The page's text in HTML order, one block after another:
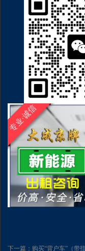
下一篇：购买“背户车”（带